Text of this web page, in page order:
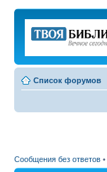
Список форумов
Сообщения без ответов •